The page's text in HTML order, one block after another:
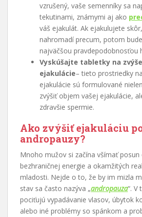
vzrušený, vaše semenníky sa
tekutinami, známymi aj ako
váš ejakulát. Ak ejakulujete
nahromadí precum, potom
najväčšou pravdepodobnosťou
Vyskúšajte tabletky na
ejakulácie– tieto prostriedky
ejakulácie sú formulované
zvýšiť objem vašej ejakulácie,
zdravšie spermie.
Ako zvýšiť ejakuláciu
andropauzy?
Mnoho mužov si začína všímať posun
bezhraničnej energie a okamžitých
mladosti. Nejde o to, že by im mizla
stav sa často nazýva „andropauza“. V
pociťujú vypadávanie vlasov, úbytok
alebo iné problémy so spánkom a